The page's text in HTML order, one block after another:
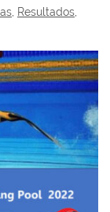
Resultados